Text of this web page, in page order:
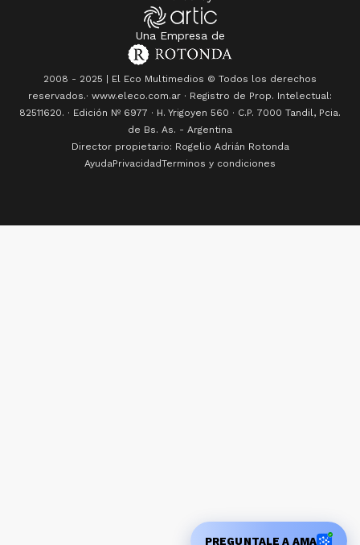
Una Empresa de
2008 - 2025 | El Eco Multimedios © Todos los derechos
reservados.· www.eleco.com.ar · Registro de Prop. Intelectual:
82511620. · Edición Nº 6977 · H. Yrigoyen 560 · C.P. 7000 Tandil, Pcia.
de Bs. As. - Argentina
Director propietario: Rogelio Adrián Rotonda
AyudaPrivacidadTerminos y condiciones
PREGUNTALE A AMA